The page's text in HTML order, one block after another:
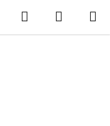
Hledat
KOŠÍK